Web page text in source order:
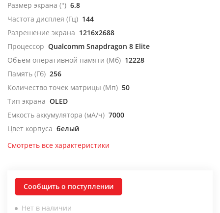
Размер экрана (") 6.8
Частота дисплея (Гц) 144
Разрешение экрана 1216x2688
Процессор Qualcomm Snapdragon 8 Elite
Объем оперативной памяти (Мб) 12228
Память (Гб) 256
Количество точек матрицы (Мп) 50
Тип экрана OLED
Емкость аккумулятора (мА/ч) 7000
Цвет корпуса белый
Смотреть все характеристики
Сообщить о поступлении
Нет в наличии